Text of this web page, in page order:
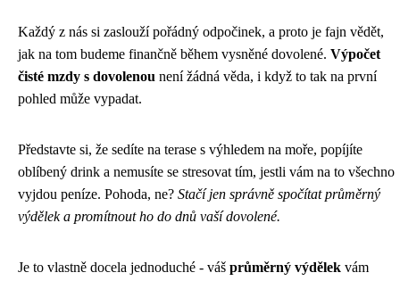
Každý z nás si zaslouží pořádný odpočinek, a proto je fajn vědět,
jak na tom budeme finančně během vysněné dovolené. Výpočet
čisté mzdy s dovolenou není žádná věda, i když to tak na první
pohled může vypadat.
Představte si, že sedíte na terase s výhledem na moře, popíjíte
oblíbený drink a nemusíte se stresovat tím, jestli vám na to všechno
vyjdou peníze. Pohoda, ne? Stačí jen správně spočítat průměrný
výdělek a promítnout ho do dnů vaší dovolené.
Je to vlastně docela jednoduché - váš průměrný výdělek vám